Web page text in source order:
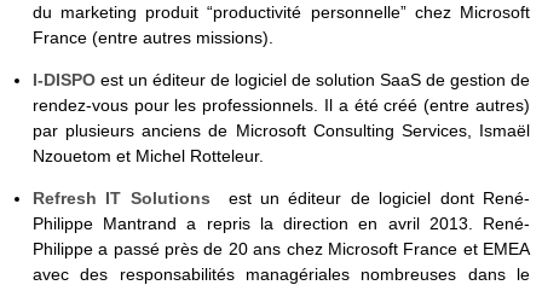
du marketing produit “productivité personnelle” chez Microsoft
France (entre autres missions).
I-DISPOest un éditeur de logiciel de solution SaaS de gestion de
rendez-vous pour les professionnels. Il a été créé (entre autres)
par plusieurs anciens de Microsoft Consulting Services, Ismaël
Nzouetom et Michel Rotteleur.
Refresh IT Solutions
est un éditeur de logiciel dont René-
Philippe Mantrand a repris la direction en avril 2013. René-
Philippe a passé près de 20 ans chez Microsoft France et EMEA
avec des responsabilités managériales nombreuses dans le